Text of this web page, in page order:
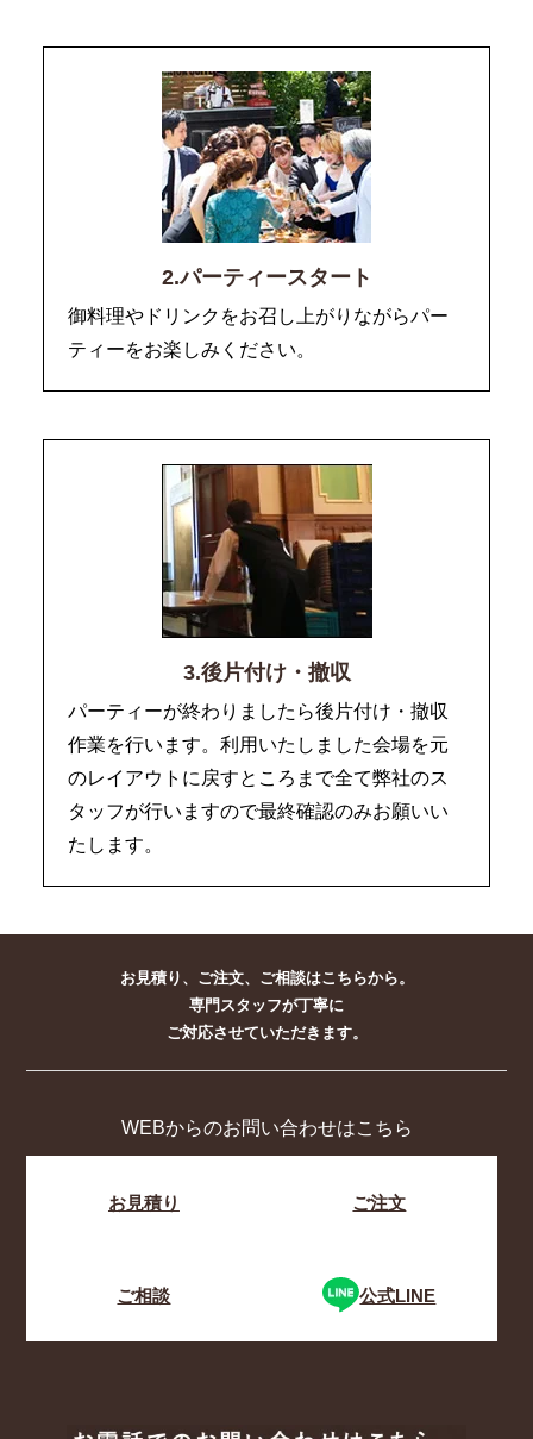
2.パーティースタート
御料理やドリンクをお召し上がりながらパー
ティーをお楽しみください。
3.後片付け・撤収
パーティーが終わりましたら後片付け・撤収
作業を行います。利用いたしました会場を元
のレイアウトに戻すところまで全て弊社のス
タッフが行いますので最終確認のみお願いい
たします。
お見積り、ご注文、ご相談はこちらから。
専門スタッフが丁寧に
ご対応させていただきます。
WEBからのお問い合わせはこちら
お見積り ご注文
ご相談 公式LINE